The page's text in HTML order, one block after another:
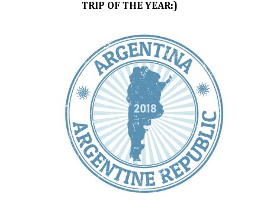
TRIP OF THE YEAR:)